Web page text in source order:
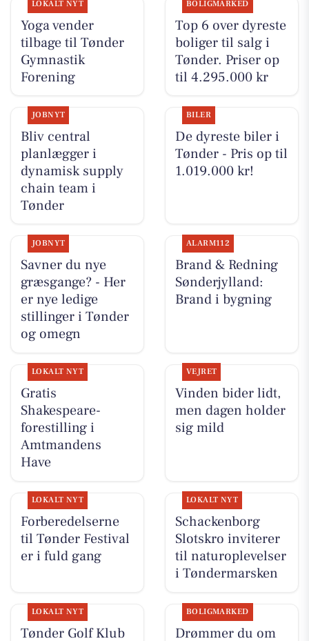
LOKALT NYT
Yoga vender
tilbage til Tønder
Gymnastik
Forening
BOLIGMARKED
Top 6 over dyreste
boliger til salg i
Tønder. Priser op
til 4.295.000 kr
JOBNYT
Bliv central
planlægger i
dynamisk supply
chain team i
Tønder
BILER
De dyreste biler i
Tønder - Pris op til
1.019.000 kr!
JOBNYT
Savner du nye
græsgange? - Her
er nye ledige
stillinger i Tønder
og omegn
ALARM112
Brand & Redning
Sønderjylland:
Brand i bygning
LOKALT NYT
Gratis
Shakespeare-
forestilling i
Amtmandens
Have
VEJRET
Vinden bider lidt,
men dagen holder
sig mild
LOKALT NYT
Forberedelserne
til Tønder Festival
er i fuld gang
LOKALT NYT
Schackenborg
Slotskro inviterer
til naturoplevelser
i Tøndermarsken
LOKALT NYT
Tønder Golf Klub
BOLIGMARKED
Drømmer du om